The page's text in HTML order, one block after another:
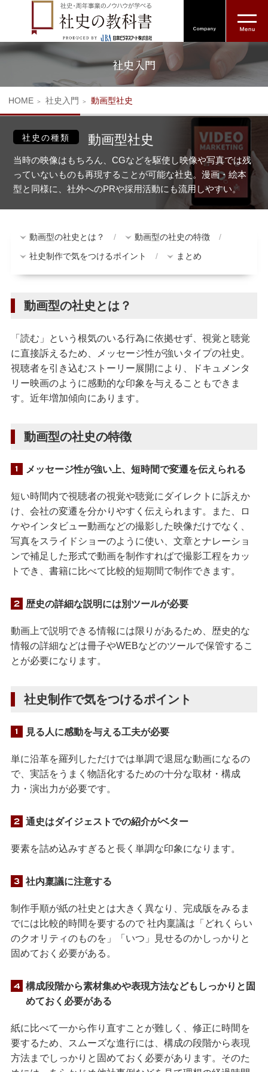
社史入門
HOME 社史入門 動画型社史
社史の種類 動画型社史
当時の映像はもちろん、CGなどを駆使し映像や写真では残
っていないものも再現することが可能な社史。漫画・絵本
型と同様に、社外へのPRや採用活動にも流用しやすい。
動画型の社史とは？
動画型の社史の特徴
社史制作で気をつけるポイント
まとめ
動画型の社史とは？
「読む」という根気のいる行為に依拠せず、視覚と聴覚
に直接訴えるため、メッセージ性が強いタイプの社史。
視聴者を引き込むストーリー展開により、ドキュメンタ
リー映画のように感動的な印象を与えることもできま
す。近年増加傾向にあります。
動画型の社史の特徴
メッセージ性が強い上、短時間で変遷を伝えられる
短い時間内で視聴者の視覚や聴覚にダイレクトに訴えか
け、会社の変遷を分かりやすく伝えられます。また、ロ
ケやインタビュー動画などの撮影した映像だけでなく、
写真をスライドショーのように使い、文章とナレーショ
ンで補足した形式で動画を制作すればで撮影工程をカッ
トでき、書籍に比べて比較的短期間で制作できます。
歴史の詳細な説明には別ツールが必要
動画上で説明できる情報には限りがあるため、歴史的な
情報の詳細などは冊子やWEBなどのツールで保管するこ
とが必要になります。
社史制作で気をつけるポイント
見る人に感動を与える工夫が必要
単に沿革を羅列しただけでは単調で退屈な動画になるの
で、実話をうまく物語化するための十分な取材・構成
力・演出力が必要です。
通史はダイジェストでの紹介がベター
要素を詰め込みすぎると長く単調な印象になります。
社内稟議に注意する
制作手順が紙の社史とは大きく異なり、完成版をみるま
でには比較的時間を要するので 社内稟議は「どれくらい
のクオリティのものを」「いつ」見せるのかしっかりと
固めておく必要がある。
構成段階から素材集めや表現方法などもしっかりと固
めておく必要がある
紙に比べて一から作り直すことが難しく、修正に時間を
要するため、スムーズな進行には、構成の段階から表現
方法までしっかりと固めておく必要があります。そのた